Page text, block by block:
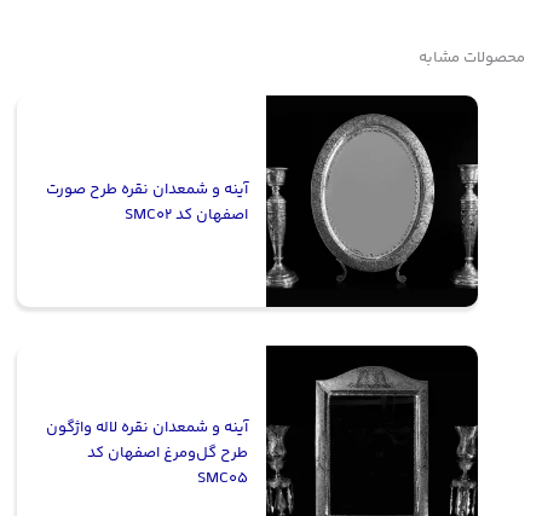
محصولات مشابه
آینه و شمعدان نقره طرح صورت
اصفهان کد SMC02
آینه و شمعدان نقره لاله واژگون
طرح گل‌ومرغ اصفهان کد
SMC05